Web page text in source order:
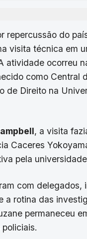
repercussão do
visita técnica em
atividade ocorreu
como Central
de Direito na
, a visita
Caceres
pela
com delegados,
a rotina das
permaneceu